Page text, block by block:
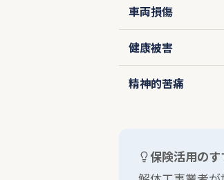
車両損傷
健康被害
精神的苦痛
保険活用のす